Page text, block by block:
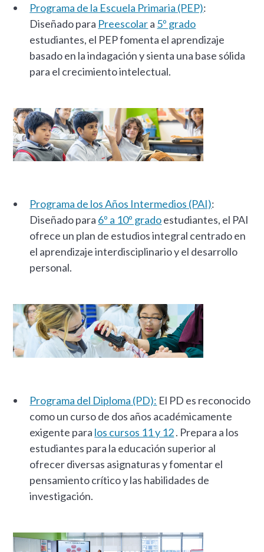
Programa de la Escuela Primaria (PEP):
Diseñado para Preescolara 5º grado
estudiantes, el PEP fomenta el aprendizaje
basado en la indagación y sienta una base sólida
para el crecimiento intelectual.
Programa de los Años Intermedios (PAI):
Diseñado para 6º a 10º gradoestudiantes, el PAI
ofrece un plan de estudios integral centrado en
el aprendizaje interdisciplinario y el desarrollo
personal.
Programa del Diploma (PD): El PD es reconocido
como un curso de dos años académicamente
exigente para los cursos 11 y 12. Prepara a los
estudiantes para la educación superior al
ofrecer diversas asignaturas y fomentar el
pensamiento crítico y las habilidades de
investigación.